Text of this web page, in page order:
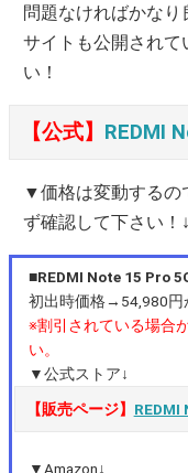
問題なければかな
サイトも公開されて
い！
【公式】 REDMI
▼価格は変動するの
ず確認して下さい！↓
■REDMI Note 15 Pro
初出時価格→54,980円
※割引されている場合
い。
▼公式ストア↓
【販売ページ】 REDMI
▼Amazon↓